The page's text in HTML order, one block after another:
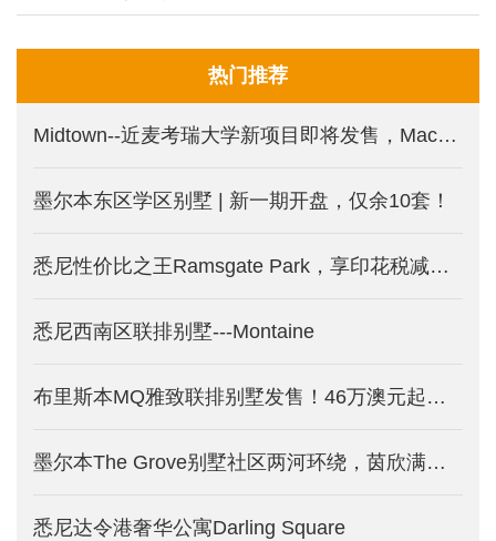
热门推荐
Midtown--近麦考瑞大学新项目即将发售，Macquarie Park 印花税减免新盘
墨尔本东区学区别墅 | 新一期开盘，仅余10套！
悉尼性价比之王Ramsgate Park，享印花税减免的三面环水公寓。
悉尼西南区联排别墅---Montaine
布里斯本MQ雅致联排别墅发售！46万澳元起受年轻中产热捧！
墨尔本The Grove别墅社区两河环绕，茵欣满载！全新规划，新一期别墅发售！
悉尼达令港奢华公寓Darling Square